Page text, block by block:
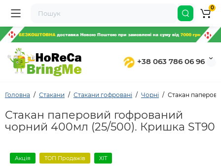
+38 063 786 06 96
0
Головна Стакани Стакани гофровані Чорні Стакан
Стакан паперовий гофрований
чорний 400мл (25/500). Кришка ST90
Акція ТОП Продажів ХІТ